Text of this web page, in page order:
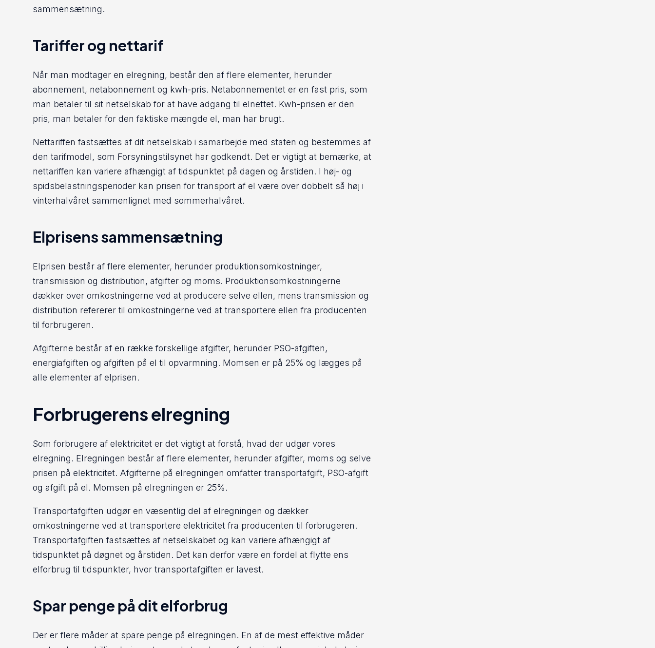
sammensætning.
Tariffer og nettarif
Når man modtager en elregning, består den af flere elementer, herunder
abonnement, netabonnement og kwh-pris. Netabonnementet er en fast pris, som
man betaler til sit netselskab for at have adgang til elnettet. Kwh-prisen er den
pris, man betaler for den faktiske mængde el, man har brugt.
Nettariffen fastsættes af dit netselskab i samarbejde med staten og bestemmes af
den tarifmodel, som Forsyningstilsynet har godkendt. Det er vigtigt at bemærke, at
nettariffen kan variere afhængigt af tidspunktet på dagen og årstiden. I høj- og
spidsbelastningsperioder kan prisen for transport af el være over dobbelt så høj i
vinterhalvåret sammenlignet med sommerhalvåret.
Elprisens sammensætning
Elprisen består af flere elementer, herunder produktionsomkostninger,
transmission og distribution, afgifter og moms. Produktionsomkostningerne
dækker over omkostningerne ved at producere selve ellen, mens transmission og
distribution refererer til omkostningerne ved at transportere ellen fra producenten
til forbrugeren.
Afgifterne består af en række forskellige afgifter, herunder PSO-afgiften,
energiafgiften og afgiften på el til opvarmning. Momsen er på 25% og lægges på
alle elementer af elprisen.
Forbrugerens elregning
Som forbrugere af elektricitet er det vigtigt at forstå, hvad der udgør vores
elregning. Elregningen består af flere elementer, herunder afgifter, moms og selve
prisen på elektricitet. Afgifterne på elregningen omfatter transportafgift, PSO-afgift
og afgift på el. Momsen på elregningen er 25%.
Transportafgiften udgør en væsentlig del af elregningen og dækker
omkostningerne ved at transportere elektricitet fra producenten til forbrugeren.
Transportafgiften fastsættes af netselskabet og kan variere afhængigt af
tidspunktet på døgnet og årstiden. Det kan derfor være en fordel at flytte ens
elforbrug til tidspunkter, hvor transportafgiften er lavest.
Spar penge på dit elforbrug
Der er flere måder at spare penge på elregningen. En af de mest effektive måder